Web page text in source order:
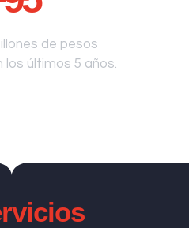
de pesos
los últimos 5 años.